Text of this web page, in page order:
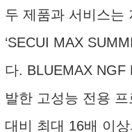
두 제품과 서비스는
‘SECUI MAX
다. BLUEMAX NGF
발한 고성능 전용
대비 최대 16배 이